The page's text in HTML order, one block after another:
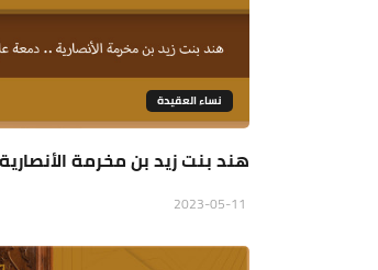
نساء العقيدة
هند بنت زيد بن مخرمة